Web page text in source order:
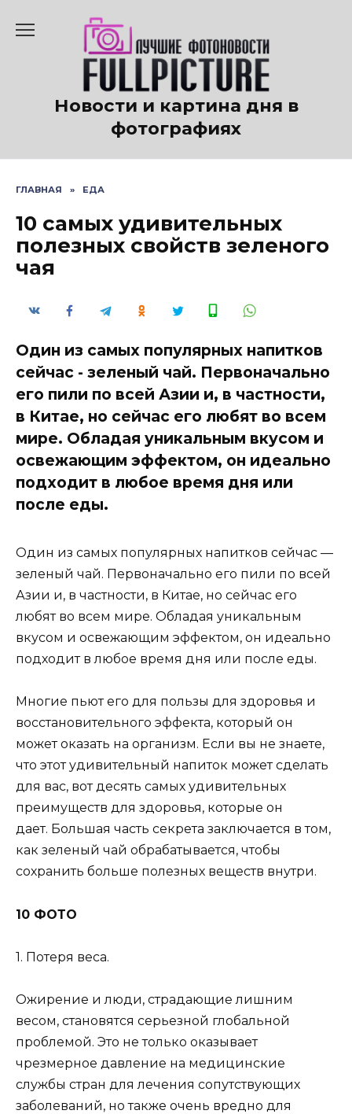
содержанию
Новости и картина дня в
фотографиях
ГЛАВНАЯ » ЕДА
10 самых удивительных
полезных свойств зеленого
чая
Один из самых популярных напитков
сейчас - зеленый чай. Первоначально
его пили по всей Азии и, в частности,
в Китае, но сейчас его любят во всем
мире. Обладая уникальным вкусом и
освежающим эффектом, он идеально
подходит в любое время дня или
после еды.
Один из самых популярных напитков сейчас —
зеленый чай. Первоначально его пили по всей
Азии и, в частности, в Китае, но сейчас его
любят во всем мире. Обладая уникальным
вкусом и освежающим эффектом, он идеально
подходит в любое время дня или после еды.
Многие пьют его для пользы для здоровья и
восстановительного эффекта, который он
может оказать на организм. Если вы не знаете,
что этот удивительный напиток может сделать
для вас, вот десять самых удивительных
преимуществ для здоровья, которые он
дает. Большая часть секрета заключается в том,
как зеленый чай обрабатывается, чтобы
сохранить больше полезных веществ внутри.
10 ФОТО
1. Потеря веса.
Ожирение и люди, страдающие лишним
весом, становятся серьезной глобальной
проблемой. Это не только оказывает
чрезмерное давление на медицинские
службы стран для лечения сопутствующих
заболеваний, но также очень вредно для